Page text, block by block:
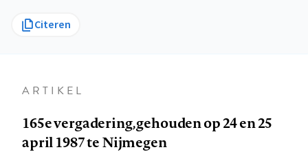
Citeren
ARTIKEL
165e vergadering, gehouden op 24 en 25
april 1987 te Nijmegen